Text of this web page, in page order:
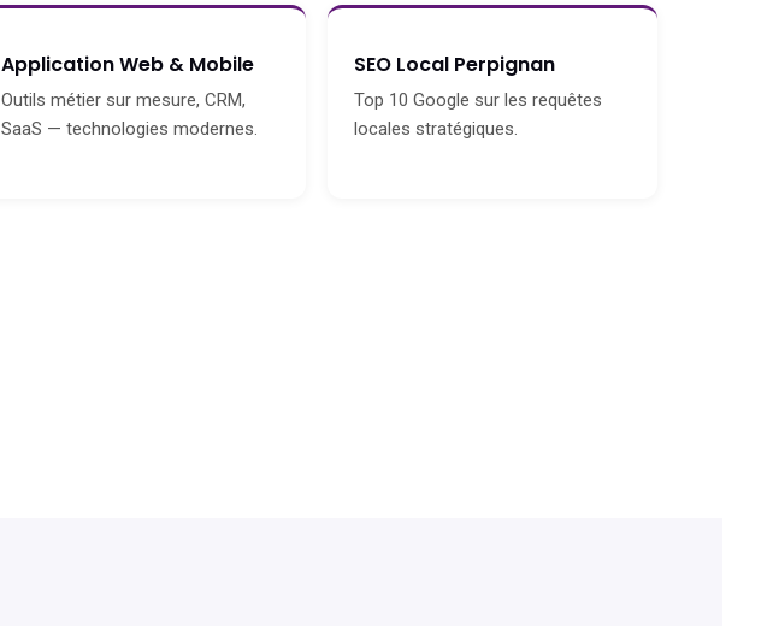
Application Web & Mobile
Outils métier sur mesure, CRM,
SaaS — technologies modernes.
SEO Local Perpignan
Top 10 Google sur les requêtes
locales stratégiques.